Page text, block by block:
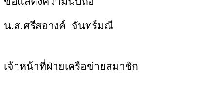
น.ส.ศรีสอางค์ จันทร์มณี
เจ้าหน้าที่ฝ่ายเครือข่ายสมาชิก